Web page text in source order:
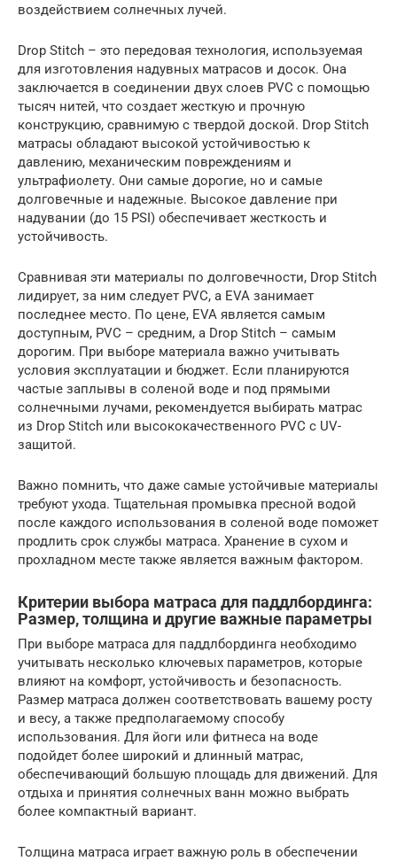
воздействием солнечных лучей.
Drop Stitch – это передовая технология, используемая
для изготовления надувных матрасов и досок. Она
заключается в соединении двух слоев PVC с помощью
тысяч нитей, что создает жесткую и прочную
конструкцию, сравнимую с твердой доской. Drop Stitch
матрасы обладают высокой устойчивостью к
давлению, механическим повреждениям и
ультрафиолету. Они самые дорогие, но и самые
долговечные и надежные. Высокое давление при
надувании (до 15 PSI) обеспечивает жесткость и
устойчивость.
Сравнивая эти материалы по долговечности, Drop Stitch
лидирует, за ним следует PVC, а EVA занимает
последнее место. По цене, EVA является самым
доступным, PVC – средним, а Drop Stitch – самым
дорогим. При выборе материала важно учитывать
условия эксплуатации и бюджет. Если планируются
частые заплывы в соленой воде и под прямыми
солнечными лучами, рекомендуется выбирать матрас
из Drop Stitch или высококачественного PVC с UV-
защитой.
Важно помнить, что даже самые устойчивые материалы
требуют ухода. Тщательная промывка пресной водой
после каждого использования в соленой воде поможет
продлить срок службы матраса. Хранение в сухом и
прохладном месте также является важным фактором.
Критерии выбора матраса для паддлбординга:
Размер, толщина и другие важные параметры
При выборе матраса для паддлбординга необходимо
учитывать несколько ключевых параметров, которые
влияют на комфорт, устойчивость и безопасность.
Размер матраса должен соответствовать вашему росту
и весу, а также предполагаемому способу
использования. Для йоги или фитнеса на воде
подойдет более широкий и длинный матрас,
обеспечивающий большую площадь для движений. Для
отдыха и принятия солнечных ванн можно выбрать
более компактный вариант.
Толщина матраса играет важную роль в обеспечении